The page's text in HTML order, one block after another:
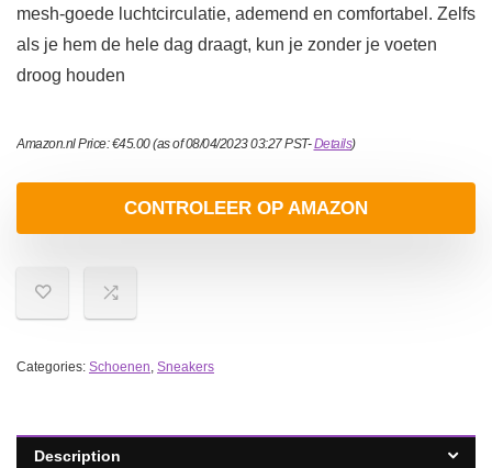
mesh-goede luchtcirculatie, ademend en comfortabel. Zelfs
als je hem de hele dag draagt, kun je zonder je voeten
droog houden
Amazon.nl Price:€45.00(as of 08/04/2023 03:27 PST-Details)
CONTROLEER OP AMAZON
Categories: Schoenen, Sneakers
Description